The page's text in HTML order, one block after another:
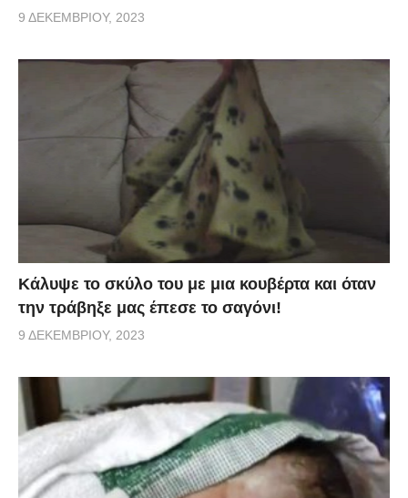
9 ΔΕΚΕΜΒΡΊΟΥ, 2023
Κάλυψε το σκύλο του με μια κουβέρτα και όταν
την τράβηξε μας έπεσε το σαγόνι!
9 ΔΕΚΕΜΒΡΊΟΥ, 2023